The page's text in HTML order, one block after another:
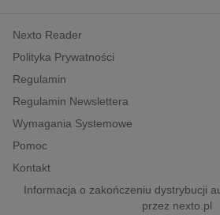
polityka, społeczno-
psychologiczne
inne
popularno-naukowe
historia
Nexto Reader
Polityka Prywatności
Regulamin
Regulamin Newslettera
Wymagania Systemowe
Pomoc
Kontakt
Informacja o zakończeniu dystrybucji
przez nexto.pl